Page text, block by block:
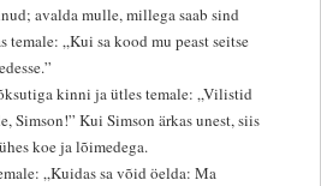
avalda mulle, millega saab sind
temale: „Kui sa kood mu peast seitse
kinni ja ütles temale: „Vilistid
Simson!” Kui Simson ärkas unest, siis
koe ja lõimedega.
„Kuidas sa võid öelda: Ma